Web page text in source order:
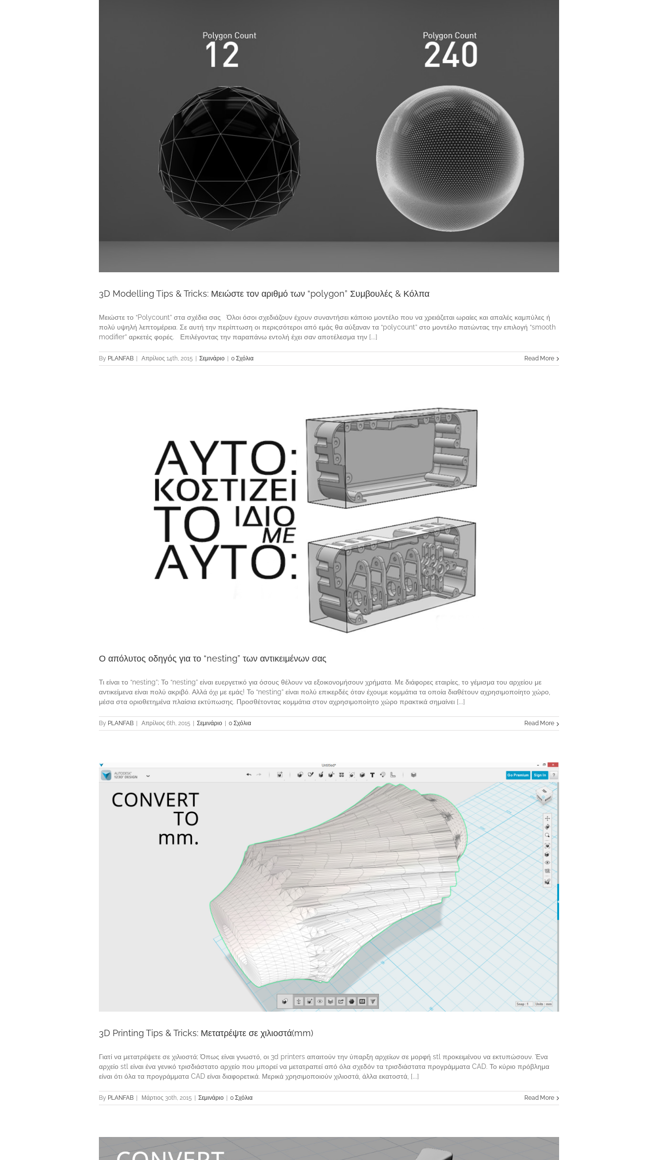
3D Modelling Tips & Tricks: Μειώστε τον αριθμό των “polygon” Συμβουλές & Κόλπα
Μειώστε το “Polycount” στα σχέδια σας Όλοι όσοι σχεδιάζουν έχουν συναντήσει κάποιο μοντέλο που να χρειάζεται ωραίες και απαλές καμπύλες ή
πολύ υψηλή λεπτομέρεια. Σε αυτή την περίπτωση οι περιςσότεροι από εμάς θα αύξαναν τα “polycount” στο μοντέλο πατώντας την επιλογή “smooth
modifier” αρκετές φορές. Επιλέγοντας την παραπάνω εντολή έχει σαν αποτέλεσμα την [...]
By PLANFAB | Απρίλιος 14th, 2015 | Σεμινάριο | 0 Σχόλια Read More
Ο απόλυτος οδηγός για το “nesting” των αντικειμένων σας
Τι είναι το “nesting”; Το “nesting” είναι ευεργετικό για όσους θέλουν να εξοικονομήσουν χρήματα. Με διάφορες εταιρίες, το γέμισμα του αρχείου με
αντικείμενα είναι πολύ ακριβό. Αλλά όχι με εμάς! Το “nesting” είναι πολύ επικερδές όταν έχουμε κομμάτια τα οποία διαθέτουν αχρησιμοποίητο χώρο,
μέσα στα οριοθετημένα πλαίσια εκτύπωσης. Προσθέτοντας κομμάτια στον αχρησιμοποίητο χώρο πρακτικά σημαίνει [...]
By PLANFAB Απρίλιος 6th, 2015 Σεμινάριο 0 Σχόλια Read More
3D Printing Tips & Tricks: Μετατρέψτε σε χιλιοστά(mm)
Γιατί να μετατρέψετε σε χιλιοστά; Όπως είναι γνωστό, οι 3d printers απαιτούν την ύπαρξη αρχείων σε μορφή stl προκειμένου να εκτυπώσουν. Ένα
αρχείο stl είναι ένα γενικό τρισδιάστατο αρχείο που μπορεί να μετατραπεί από όλα σχεδόν τα τρισδιάστατα προγράμματα CAD. Το κύριο πρόβλημα
είναι ότι όλα τα προγράμματα CAD είναι διαφορετικά. Μερικά χρησιμοποιούν χιλιοστά, άλλα εκατοστά, [...]
By PLANFAB | Μάρτιος 30th, 2015 | Σεμινάριο | 0 Σχόλια Read More